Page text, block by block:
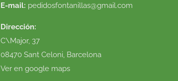
E-mail: pedidosfontanillas@gmail.com
Dirección:
C\Major, 37
08470 Sant Celoni, Barcelona
Ver en google maps